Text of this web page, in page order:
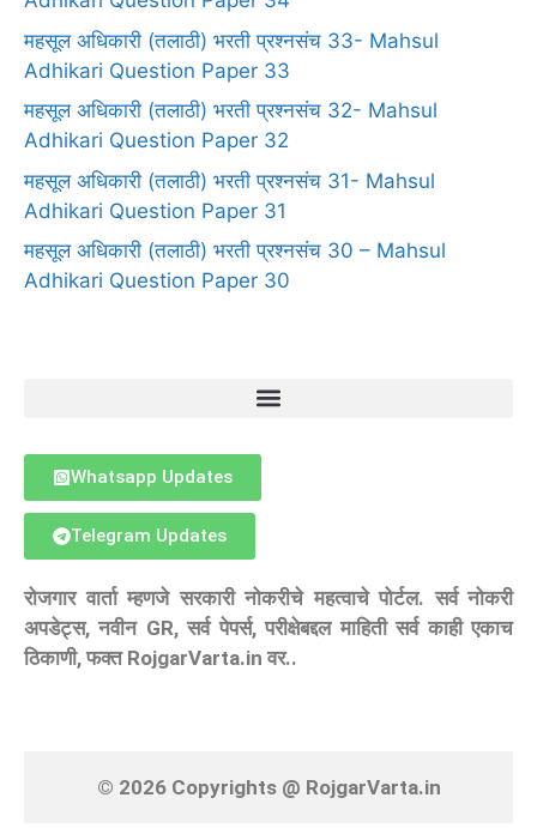
महसूल अधिकारी (तलाठी) भरती प्रश्नसंच 33- Mahsul
Adhikari Question Paper 33
महसूल अधिकारी (तलाठी) भरती प्रश्नसंच 32- Mahsul
Adhikari Question Paper 32
महसूल अधिकारी (तलाठी) भरती प्रश्नसंच 31- Mahsul
Adhikari Question Paper 31
महसूल अधिकारी (तलाठी) भरती प्रश्नसंच 30 – Mahsul
Adhikari Question Paper 30
Whatsapp Updates
Telegram Updates
रोजगार वार्ता म्हणजे सरकारी नोकरीचे महत्वाचे पोर्टल. सर्व नोकरी
अपडेट्स, नवीन GR, सर्व पेपर्स, परीक्षेबद्दल माहिती सर्व काही एकाच
ठिकाणी, फक्त RojgarVarta.in वर..
© 2026 Copyrights @ RojgarVarta.in